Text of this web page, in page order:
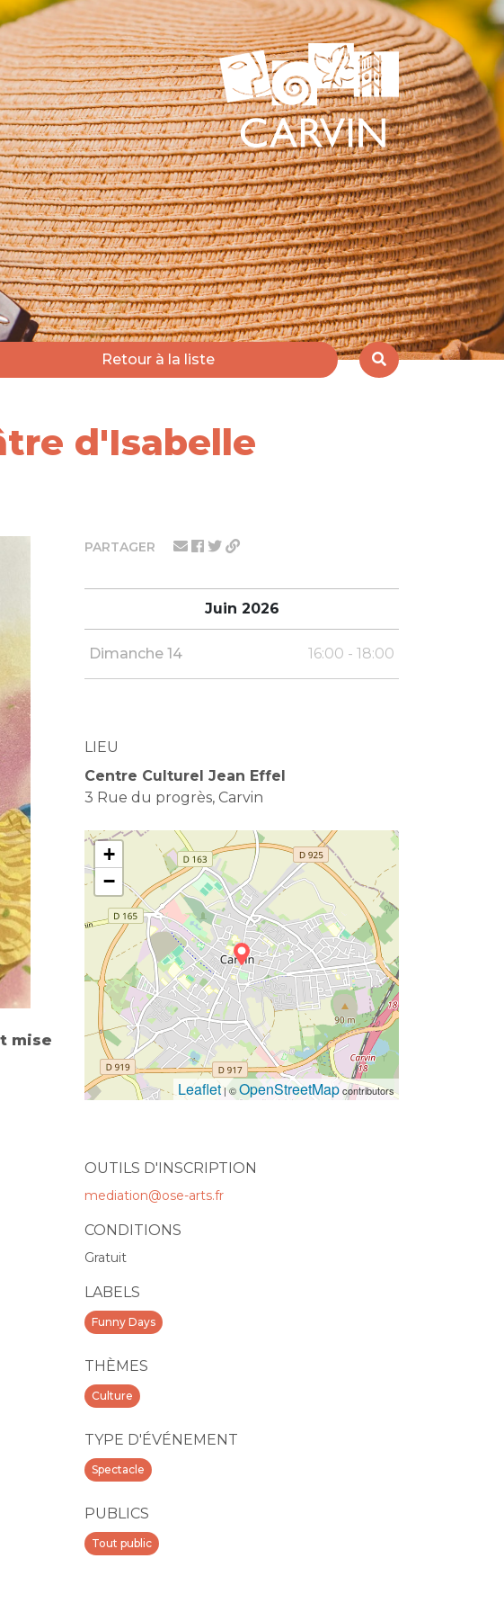
Retour à la liste
PARTAGER
Juin 2026
Dimanche 14 16:00 - 18:00
LIEU
Centre Culturel Jean Effel
3 Rue du progrès, Carvin
+
−
Leaflet| ©OpenStreetMapcontributors
OUTILS D'INSCRIPTION
mediation@ose-arts.fr
CONDITIONS
Gratuit
LABELS
Funny Days
THÈMES
Culture
TYPE D'ÉVÉNEMENT
Spectacle
PUBLICS
Tout public
d'Isabelle
mise